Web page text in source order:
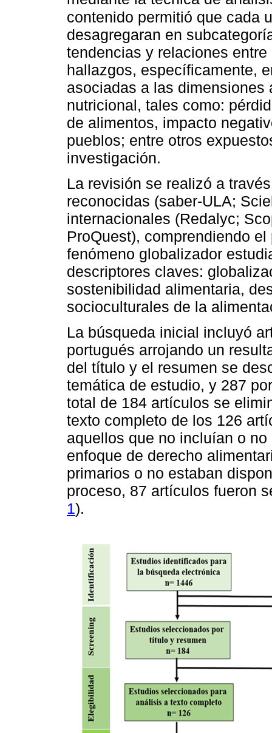
contenido permitió que cada
desagregaran en
tendencias y relaciones
hallazgos, específicamente,
asociadas a las
nutricional, tales como:
de alimentos, impacto
pueblos; entre otros
investigación.
La revisión se realizó a
reconocidas (saber-ULA;
internacionales (Redalyc;
ProQuest), comprendiendo
fenómeno globalizador
descriptores claves:
sostenibilidad alimentaria,
socioculturales de la
La búsqueda inicial incluyó
portugués arrojando un
del título y el resumen se
temática de estudio, y 287
total de 184 artículos se
texto completo de los 126
aquellos que no incluían o
enfoque de derecho
primarios o no estaban
proceso, 87 artículos fueron
1).